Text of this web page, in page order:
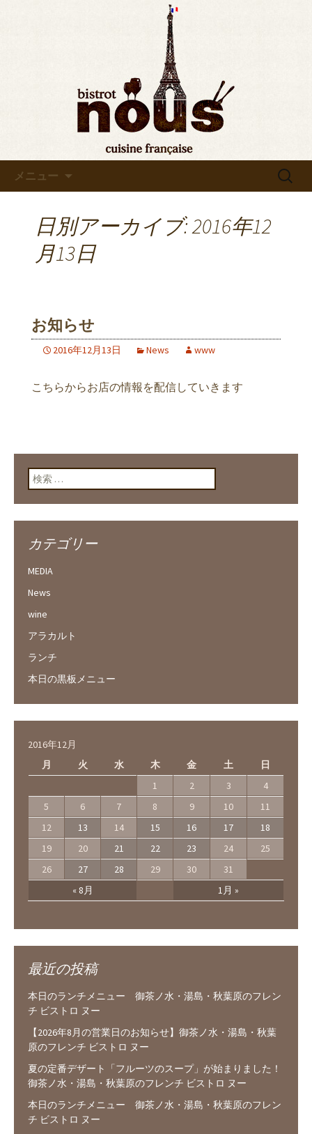
◆東京・秋葉原◆ビストロヌ
ー“bistrot nous”よりお知らせ
東京・秋葉原のビストロヌー“bistrot
nous”の最新情報をお知らせします。フ
レンチが美味しい当店の新メニューや
おすすめワインの入荷情報、メディア
情報などさまざまなお知らせをします
ので、ぜひご覧ください。
メニュー
検
日別アーカイブ: 2016年12
月13日
お知らせ
2016年12月13日 News www
こちらからお店の情報を配信していきます
検索:
カテゴリー
MEDIA
News
wine
アラカルト
ランチ
本日の黒板メニュー
2016年12月
月
火 水 木 金 土 日
« 8月 1月 »
1 2 3
4
5
6 7 8 9 10
11
12
13 14 15 16 17
18
19
20 21 22 23 24
25
26
27 28 29 30 31
最近の投稿
本日のランチメニュー 御茶ノ水・湯島・秋葉原のフレン
チ ビストロ ヌー
【2026年8月の営業日のお知らせ】御茶ノ水・湯島・秋葉
原のフレンチ ビストロ ヌー
夏の定番デザート「フルーツのスープ」が始まりました！
御茶ノ水・湯島・秋葉原のフレンチ ビストロ ヌー
本日のランチメニュー 御茶ノ水・湯島・秋葉原のフレン
チ ビストロ ヌー